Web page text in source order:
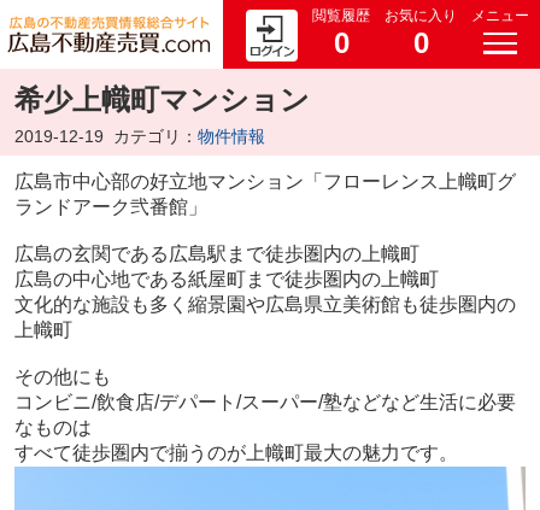
閲覧履歴
0
お気に入り
0
メニュー
希少上幟町マンション
2019-12-19 カテゴリ： 物件情報
広島市中心部の好立地マンション「フローレンス上幟町グ
ランドアーク弐番館」
広島の玄関である広島駅まで徒歩圏内の上幟町
広島の中心地である紙屋町まで徒歩圏内の上幟町
文化的な施設も多く縮景園や広島県立美術館も徒歩圏内の
上幟町
その他にも
コンビニ/飲食店/デパート/スーパー/塾などなど生活に必要
なものは
すべて徒歩圏内で揃うのが上幟町最大の魅力です。